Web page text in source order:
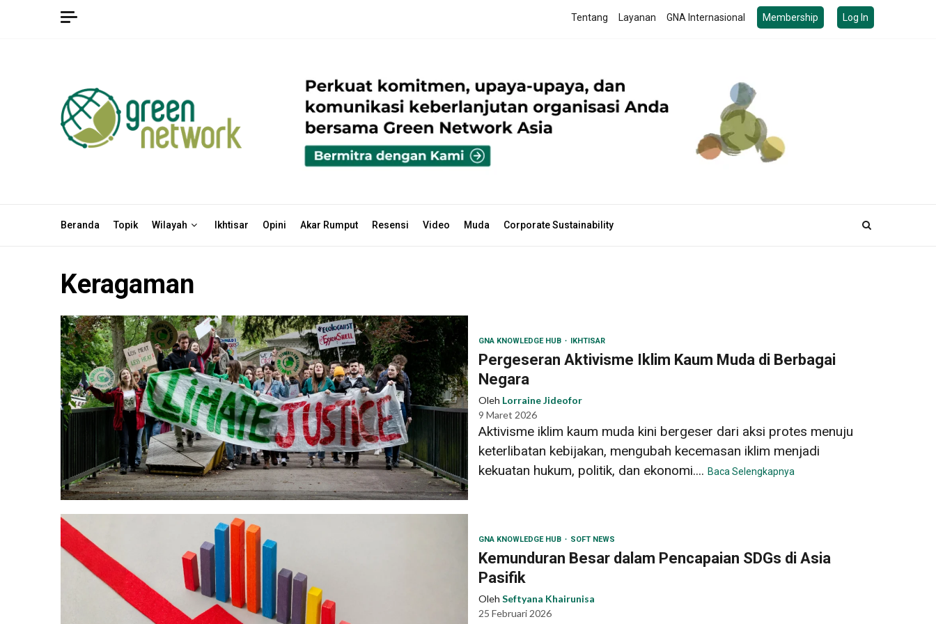
Tentang Layanan GNA Internasional Membership Log In
Beranda Topik Wilayah Ikhtisar Opini Akar Rumput Resensi Video Muda Corporate Sustainability
Keragaman
GNA KNOWLEDGE HUB IKHTISAR
Pergeseran Aktivisme Iklim Kaum Muda di Berbagai
Negara
Oleh Lorraine Jideofor
9 Maret 2026
Aktivisme iklim kaum muda kini bergeser dari aksi protes menuju
keterlibatan kebijakan, mengubah kecemasan iklim menjadi
kekuatan hukum, politik, dan ekonomi.... Baca Selengkapnya
GNA KNOWLEDGE HUB SOFT NEWS
Kemunduran Besar dalam Pencapaian SDGs di Asia
Pasifik
Oleh Seftyana Khairunisa
25 Februari 2026